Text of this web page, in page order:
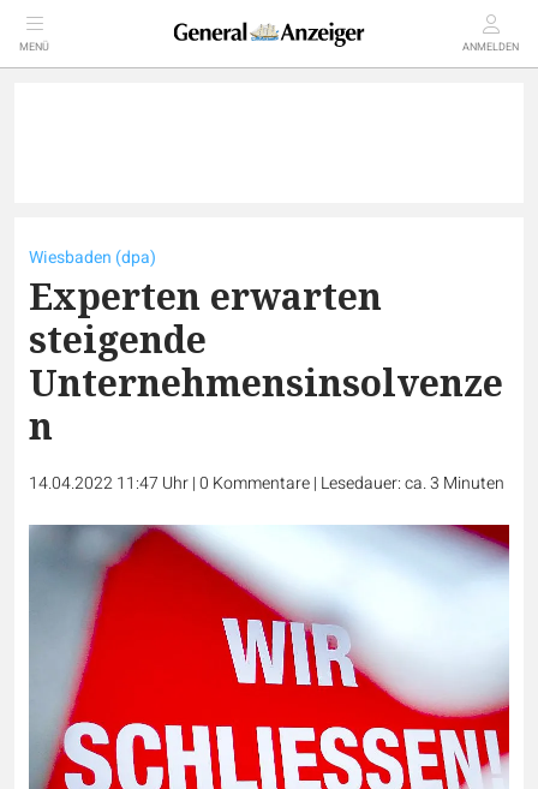
MENÜ ANMELDEN
Wiesbaden (dpa)
Experten erwarten
steigende
Unternehmensinsolvenze
n
14.04.2022 11:47 Uhr|0 Kommentare| Lesedauer: ca. 3 Minuten